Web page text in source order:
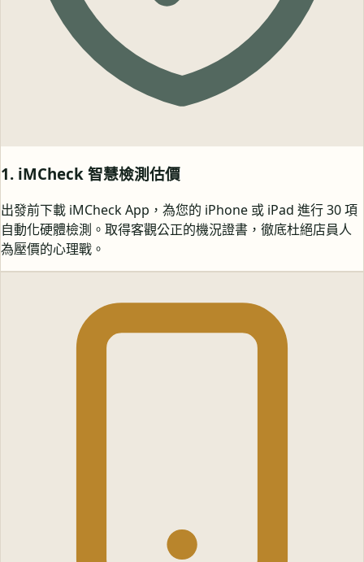
1. iMCheck 智慧檢測估價
出發前下載 iMCheck App，為您的 iPhone 或 iPad 進行 30 項
自動化硬體檢測。取得客觀公正的機況證書，徹底杜絕店員人
為壓價的心理戰。